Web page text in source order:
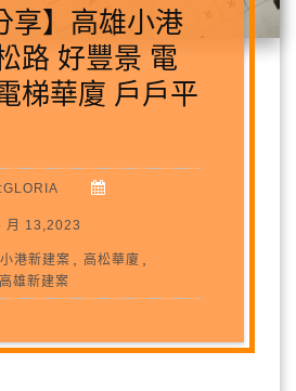
享】高雄小港
路 好豐景 電
梯華廈 戶戶平
月 13,2023
小港新建案 ,高松華廈
高雄新建案